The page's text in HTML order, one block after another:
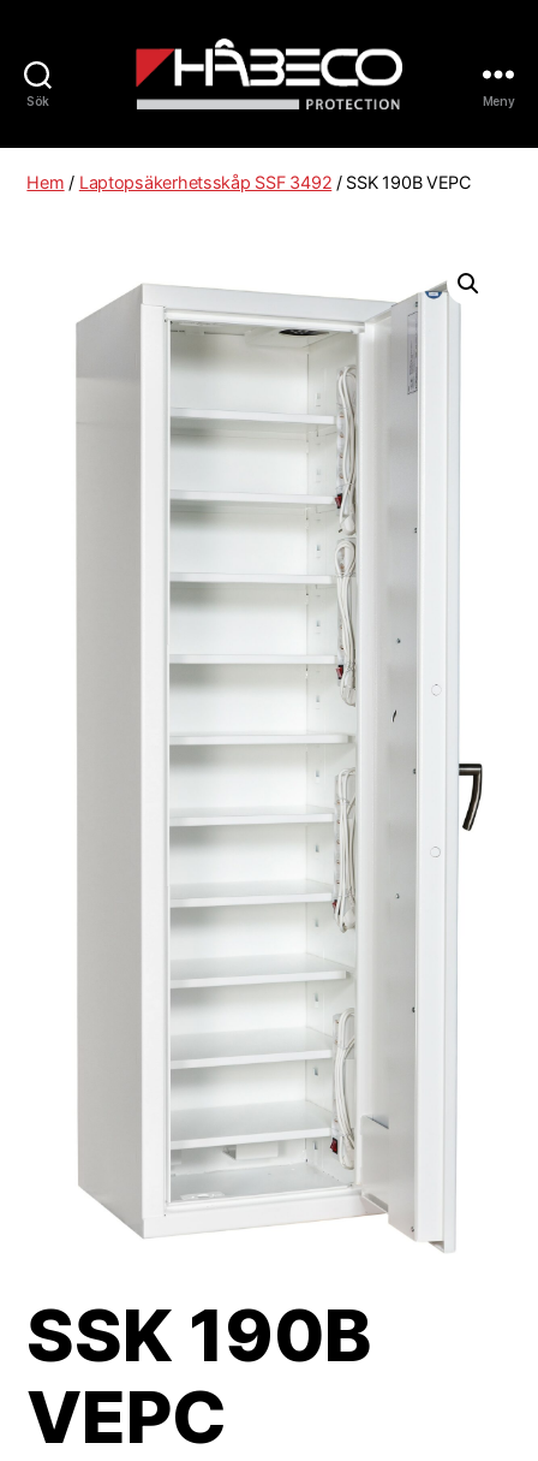
Sök
Sverige
Meny
Hem / Laptopsäkerhetsskåp SSF 3492 / SSK 190B VEPC
SSK 190B
VEPC